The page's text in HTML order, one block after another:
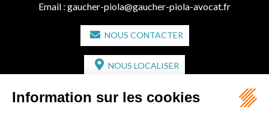
Email : gaucher-piola@gaucher-piola-avocat.fr
NOUS CONTACTER
NOUS LOCALISER
CABINET SECONDAIRE